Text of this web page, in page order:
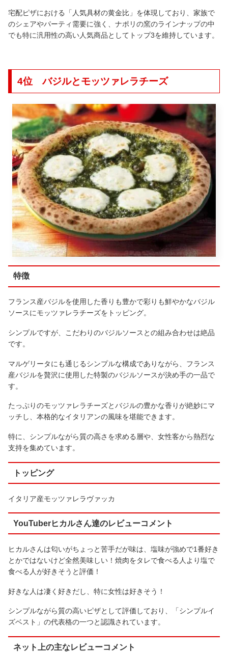
宅配ピザにおける「人気具材の黄金比」を体現しており、家族で
のシェアやパーティ需要に強く、ナポリの窯のラインナップの中
でも特に汎用性の高い人気商品としてトップ3を維持しています。
4位 バジルとモッツァレラチーズ
特徴
フランス産バジルを使用した香りも豊かで彩りも鮮やかなバジル
ソースにモッツァレラチーズをトッピング。
シンプルですが、こだわりのバジルソースとの組み合わせは絶品
です。
マルゲリータにも通じるシンプルな構成でありながら、フランス
産バジルを贅沢に使用した特製のバジルソースが決め手の一品で
す。
たっぷりのモッツァレラチーズとバジルの豊かな香りが絶妙にマ
ッチし、本格的なイタリアンの風味を堪能できます。
特に、シンプルながら質の高さを求める層や、女性客から熱烈な
支持を集めています。
トッピング
イタリア産モッツァレラヴァッカ
YouTuberヒカルさん達のレビューコメント
ヒカルさんは匂いがちょっと苦手だが味は、塩味が強めで1番好き
とかではないけど全然美味しい！焼肉をタレで食べる人より塩で
食べる人が好きそうと評価！
好きな人は凄く好きだし、特に女性は好きそう！
シンプルながら質の高いピザとして評価しており、「シンプルイ
ズベスト」の代表格の一つと認識されています。
ネット上の主なレビューコメント